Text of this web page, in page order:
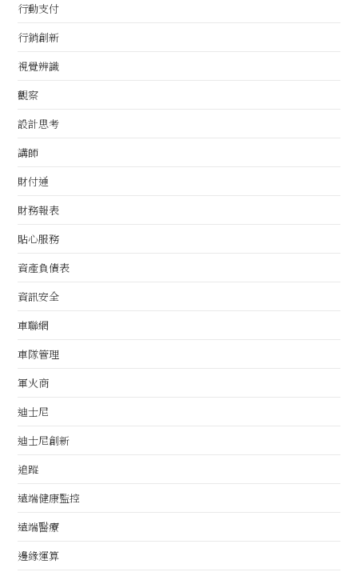
行動支付
行銷創新
視覺辨識
觀察
設計思考
講師
財付通
財務報表
貼心服務
資產負債表
資訊安全
車聯網
車隊管理
軍火商
迪士尼
迪士尼創新
追蹤
遠端健康監控
遠端醫療
邊緣運算